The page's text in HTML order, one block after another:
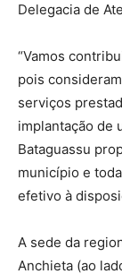
Delegacia de
“Vamos
pois
serviços
implantação de
Bataguassu
município e
efetivo à
A sede da
Anchieta (ao